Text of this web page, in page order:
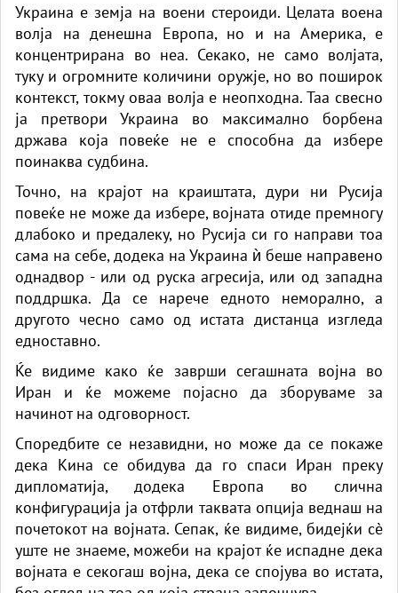
Украина е земја на воени стероиди. Целата воена
волја на денешна Европа, но и на Америка, е
концентрирана во неа. Секако, не само волјата,
туку и огромните количини оружје, но во поширок
контекст, токму оваа волја е неопходна. Таа свесно
ја претвори Украина во максимално борбена
држава која повеќе не е способна да избере
поинаква судбина.
Точно, на крајот на краиштата, дури ни Русија
повеќе не може да избере, војната отиде премногу
длабоко и предалеку, но Русија си го направи тоа
сама на себе, додека на Украина ѝ беше направено
однадвор - или од руска агресија, или од западна
поддршка. Да се ​​нарече едното неморално, а
другото чесно само од истата дистанца изгледа
едноставно.
Ќе видиме како ќе заврши сегашната војна во
Иран и ќе можеме појасно да зборуваме за
начинот на одговорност.
Споредбите се незавидни, но може да се покаже
дека Кина се обидува да го спаси Иран преку
дипломатија, додека Европа во слична
конфигурација ја отфрли таквата опција веднаш на
почетокот на војната. Сепак, ќе видиме, бидејќи сè
уште не знаеме, можеби на крајот ќе испадне дека
војната е секогаш војна, дека се спојува во истата,